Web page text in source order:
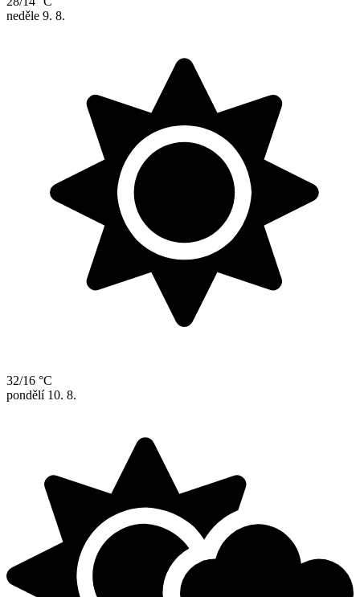
neděle 9. 8.
32/16 °C
pondělí 10. 8.